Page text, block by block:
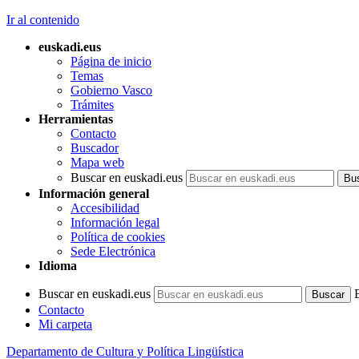
Ir al contenido
euskadi.eus
Página de inicio
Temas
Gobierno Vasco
Trámites
Herramientas
Contacto
Buscador
Mapa web
Buscar en euskadi.eus
Información general
Accesibilidad
Información legal
Política de cookies
Sede Electrónica
Idioma
Buscar en euskadi.eus
Contacto
Mi carpeta
Departamento de Cultura y Política Lingüística